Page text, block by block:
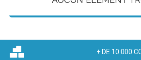
+ DE 10 000